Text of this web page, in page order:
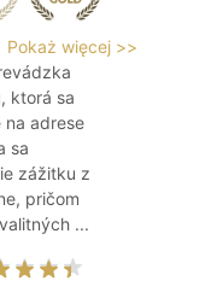
Pokaż więcej >>
ktorá sa
na adrese
sa
zážitku z
pričom
...